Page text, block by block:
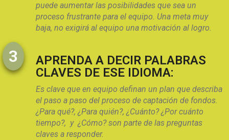
puede aumentar las posibilidades que sea un
proceso frustrante para el equipo. Una meta muy
baja, no exigirá al equipo una motivación al logro.
3
APRENDA A DECIR PALABRAS
CLAVES DE ESE IDIOMA:
Es clave que en equipo definan un plan que describa
el paso a paso del proceso de captación de fondos.
¿Para qué?, ¿Para quién?, ¿Cuánto? ¿Por cuánto
tiempo?, y ¿Cómo? son parte de las preguntas
claves a responder.